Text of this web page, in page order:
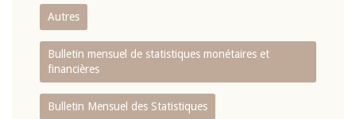
Autres
Bulletin mensuel de statistiques monétaires et
financières
Bulletin Mensuel des Statistiques